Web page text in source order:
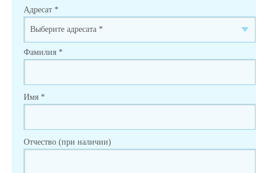
Адресат *
Фамилия *
Имя *
Отчество (при наличии)